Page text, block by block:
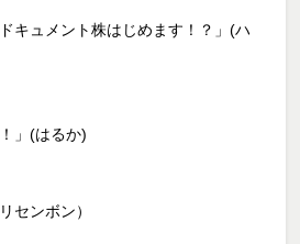
キュメント株はじめます！？」(ハ
」(はるか)
センボン）